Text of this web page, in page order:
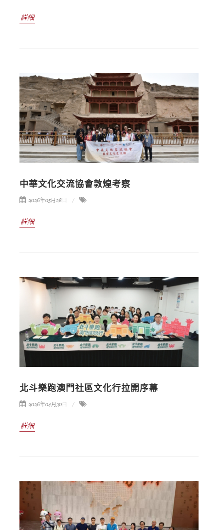
詳細
中華文化交流協會敦煌考察
2026年05月28日
詳細
北斗樂跑澳門社區文化行拉開序幕
2026年04月30日
詳細